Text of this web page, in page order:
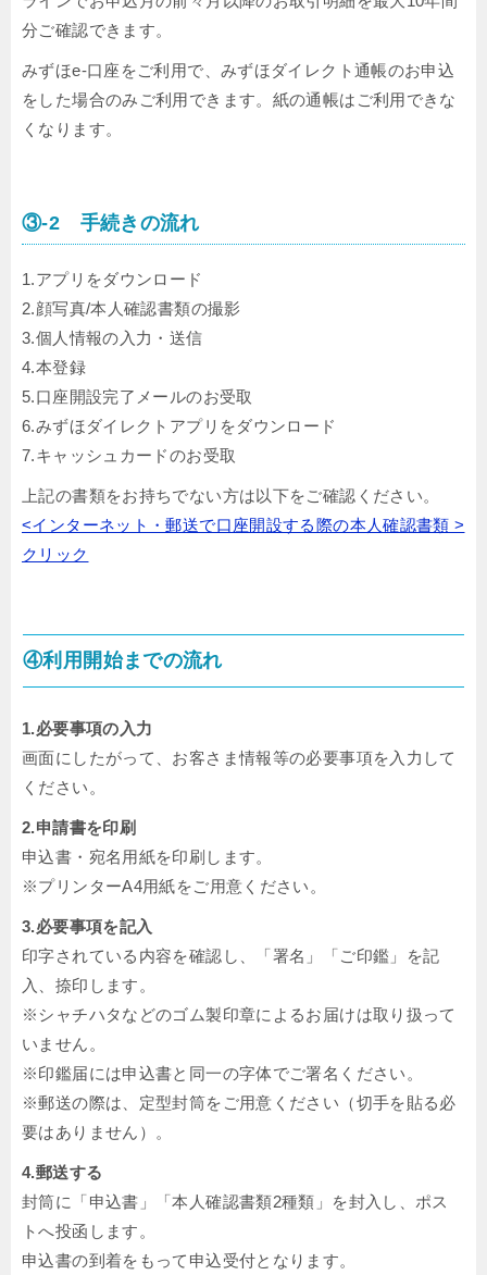
分ご確認できます。
みずほe-口座をご利用で、みずほダイレクト通帳のお申込
をした場合のみご利用できます。紙の通帳はご利用できな
くなります。
③-2 手続きの流れ
1.アプリをダウンロード
2.顔写真/本人確認書類の撮影
3.個人情報の入力・送信
4.本登録
5.口座開設完了メールのお受取
6.みずほダイレクトアプリをダウンロード
7.キャッシュカードのお受取
上記の書類をお持ちでない方は以下をご確認ください。
<インターネット・郵送で口座開設する際の本人確認書類 >
クリック
④利用開始までの流れ
1.必要事項の入力
画面にしたがって、お客さま情報等の必要事項を入力して
ください。
2.申請書を印刷
申込書・宛名用紙を印刷します。
※プリンターA4用紙をご用意ください。
3.必要事項を記入
印字されている内容を確認し、「署名」「ご印鑑」を記
入、捺印します。
※シャチハタなどのゴム製印章によるお届けは取り扱って
いません。
※印鑑届には申込書と同一の字体でご署名ください。
※郵送の際は、定型封筒をご用意ください（切手を貼る必
要はありません）。
4.郵送する
封筒に「申込書」「本人確認書類2種類」を封入し、ポス
トへ投函します。
申込書の到着をもって申込受付となります。